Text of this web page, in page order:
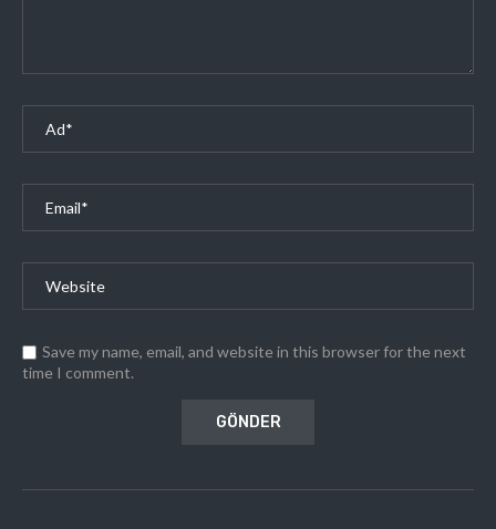
Save my name, email, and website in this browser for the next
time I comment.